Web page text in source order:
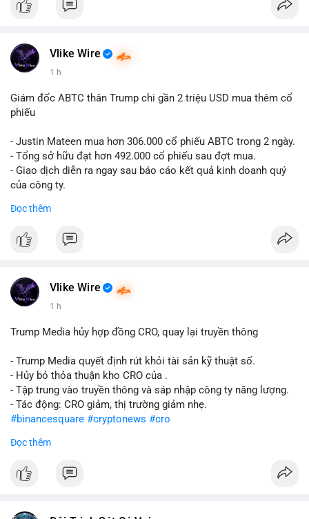
#12dot1btc #786kusd
$cro
📰 Nguồn: Cointelegraph
Vlike Wire
1 h
Giám đốc ABTC thân Trump chi gần 2 triệu USD mua thêm cổ
phiếu
- Justin Mateen mua hơn 306.000 cổ phiếu ABTC trong 2 ngày.
- Tổng sở hữu đạt hơn 492.000 cổ phiếu sau đợt mua.
- Giao dịch diễn ra ngay sau báo cáo kết quả kinh doanh quý
của công ty.
#abtc #cryptonews
$btc $eth
📰 Nguồn: CoinDesk
Đọc thêm
Vlike Wire
1 h
Trump Media hủy hợp đồng CRO, quay lại truyền thông
- Trump Media quyết định rút khỏi tài sản kỹ thuật số.
- Hủy bỏ thỏa thuận kho CRO của .
- Tập trung vào truyền thông và sáp nhập công ty năng lượng.
- Tác động: CRO giảm, thị trường giảm nhẹ.
#binancesquare #cryptonews #cro
$cro
#vlikevn #titanbot
Đọc thêm